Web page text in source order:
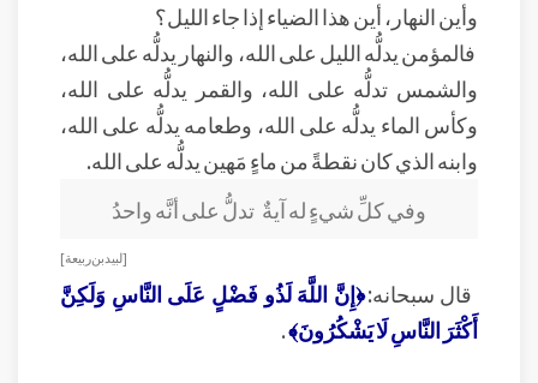
وأين النهار، أين هذا الضياء إذا جاء الليل؟
فالمؤمن يدلُّه الليل على الله، والنهار يدلُّه على الله،
والشمس تدلُّه على الله، والقمر يدلُّه على الله،
وكأس الماء يدلُّه على الله، وطعامه يدلُّه على الله،
وابنه الذي كان نقطةً من ماءٍ مَهين يدلُّه على الله.
وفي كلِّ شيءٍ له آيةٌ تدلُّ على أنَّه واحدُ
[ لبيد بن ربيعة ]
قال سبحانه:﴿إِنَّ اللَّهَ لَذُو فَضْلٍ عَلَى النَّاسِ وَلَكِنَّ
أَكْثَرَ النَّاسِ لَا يَشْكُرُونَ﴾.